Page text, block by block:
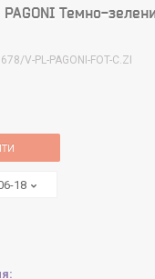
PAGONI Темно-
V-PL-PAGONI-FOT-C.ZI
18